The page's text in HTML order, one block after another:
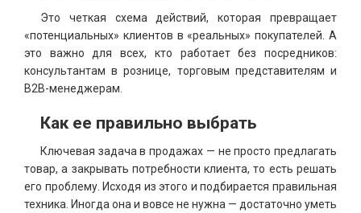
Это четкая схема действий, которая превращает
«потенциальных» клиентов в «реальных» покупателей. А
это важно для всех, кто работает без посредников:
консультантам в рознице, торговым представителям и
B2B-менеджерам.
Как ее правильно выбрать
Ключевая задача в продажах — не просто предлагать
товар, а закрывать потребности клиента, то есть решать
его проблему. Исходя из этого и подбирается правильная
техника. Иногда она и вовсе не нужна — достаточно уметь